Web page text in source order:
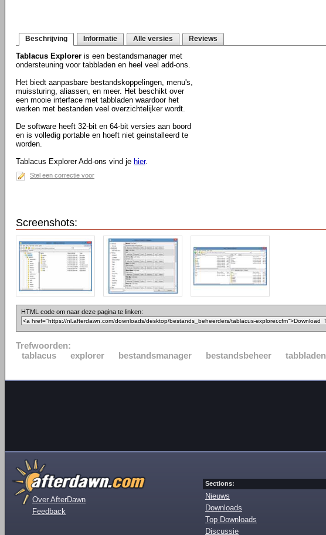
Beschrijving Informatie Alle versies Reviews
Tablacus Explorer is een bestandsmanager met
ondersteuning voor tabbladen en heel veel add-ons.
Het biedt aanpasbare bestandskoppelingen, menu's,
muissturing, aliassen, en meer. Het beschikt over
een mooie interface met tabbladen waardoor het
werken met bestanden veel overzichtelijker wordt.
De software heeft 32-bit en 64-bit versies aan boord
en is volledig portable en hoeft niet geinstalleerd te
worden.
Tablacus Explorer Add-ons vind je hier.
Stel een correctie voor
Screenshots:
HTML code om naar deze pagina te linken:
Trefwoorden:
tablacus
explorer bestandsmanager bestandsbeheer tabbladen
Over AfterDawn
Feedback
Sections:
Nieuws
Downloads
Top Downloads
Discussie